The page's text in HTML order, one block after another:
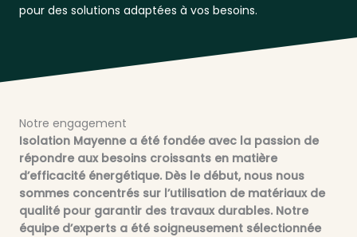
pour des solutions adaptées à vos besoins.
Notre engagement
Isolation Mayenne a été fondée avec la passion de
répondre aux besoins croissants en matière
d’efficacité énergétique. Dès le début, nous nous
sommes concentrés sur l’utilisation de matériaux de
qualité pour garantir des travaux durables. Notre
équipe d’experts a été soigneusement sélectionnée